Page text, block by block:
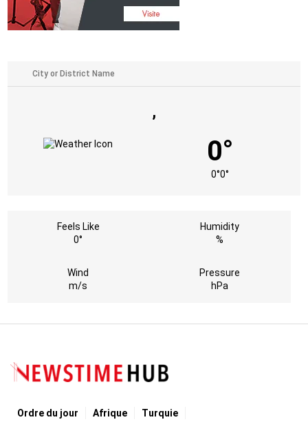
,
0°
0°0°
Feels Like
0°
Humidity
%
Wind
m/s
Pressure
hPa
Ordre du jour Afrique Turquie